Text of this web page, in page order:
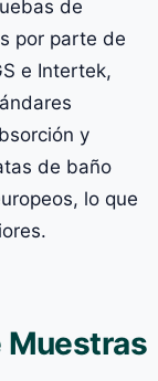
de
por parte de
e Intertek,
y
de baño
lo que
Muestras